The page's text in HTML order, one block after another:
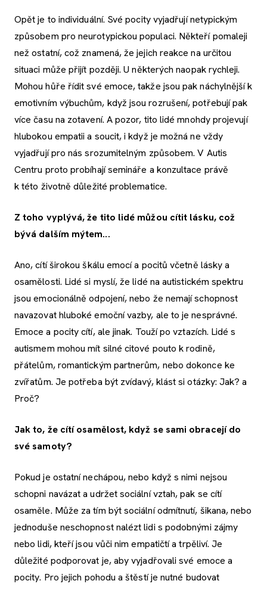
Opět je to individuální. Své pocity vyjadřují netypickým
způsobem pro neurotypickou populaci. Někteří pomaleji
než ostatní, což znamená, že jejich reakce na určitou
situaci může přijít později. U některých naopak rychleji.
Mohou hůře řídit své emoce, takže jsou pak náchylnější k
emotivním výbuchům, když jsou rozrušení, potřebují pak
více času na zotavení. A pozor, tito lidé mnohdy projevují
hlubokou empatii a soucit, i když je možná ne vždy
vyjadřují pro nás srozumitelným způsobem. V Autis
Centru proto probíhají semináře a konzultace právě
k této životně důležité problematice.
Z toho vyplývá, že tito lidé můžou cítit lásku, což
bývá dalším mýtem...
Ano, cítí širokou škálu emocí a pocitů včetně lásky a
osamělosti. Lidé si myslí, že lidé na autistickém spektru
jsou emocionálně odpojení, nebo že nemají schopnost
navazovat hluboké emoční vazby, ale to je nesprávné.
Emoce a pocity cítí, ale jinak. Touží po vztazích. Lidé s
autismem mohou mít silné citové pouto k rodině,
přátelům, romantickým partnerům, nebo dokonce ke
zvířatům. Je potřeba být zvídavý, klást si otázky: Jak? a
Proč?
Jak to, že cítí osamělost, když se sami obracejí do
své samoty?
Pokud je ostatní nechápou, nebo když s nimi nejsou
schopni navázat a udržet sociální vztah, pak se cítí
osaměle. Může za tím být sociální odmítnutí, šikana, nebo
jednoduše neschopnost nalézt lidi s podobnými zájmy
nebo lidi, kteří jsou vůči nim empatičtí a trpěliví. Je
důležité podporovat je, aby vyjadřovali své emoce a
pocity. Pro jejich pohodu a štěstí je nutné budovat